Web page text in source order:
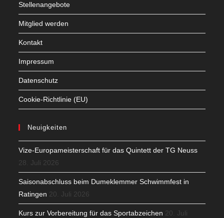
Stellenangebote
Mitglied werden
Kontakt
Impressum
Datenschutz
Cookie-Richtlinie (EU)
Neuigkeiten
Vize-Europameisterschaft für das Quintett der TG Neuss
28. Juli 2026
Saisonabschluss beim Dumeklemmer Schwimmfest in
Ratingen 20. Juli 2026
Kurs zur Vorbereitung für das Sportabzeichen 20. Juli